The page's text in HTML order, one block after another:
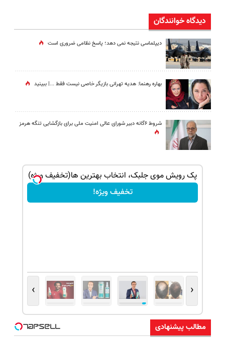
دیدگاه خوانندگان
دیپلماسی نتیجه‌ نمی دهد؛ پاسخ نظامی ضروری است
بهاره رهنما: هدیه تهرانی بازیگر خاصی نیست فقط ...|‌ ببینید
شروط ۶گانه دبیر شورای عالی امنیت ملی برای بازگشایی تنگه هرمز
پک رویش موی جلبک، انتخاب بهترین ها(تخفیف ویژه)
تخفیف ویژه!
‹
›
مطالب پیشنهادی